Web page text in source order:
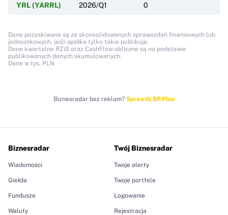
YRL (YARRL) 2026/Q1 0
Dane pozyskiwane są ze skonsolidowanych sprawozdań finansowych lub
jednostkowych, jeśli spółka tylko takie publikuje.
Dane kwartalne RZiS oraz CashFlow obliczne są na podstawie
publikowanych danych skumulowanych.
Dane w tys. PLN
Biznesradar bez reklam? Sprawdź BR Plus
Biznesradar
Wiadomości
Giełda
Fundusze
Waluty
Twój Biznesradar
Twoje alerty
Twoje portfele
Logowanie
Rejestracja